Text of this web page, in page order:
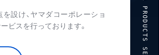
設け、ヤマダコーポレーショ
ビスを行っております。